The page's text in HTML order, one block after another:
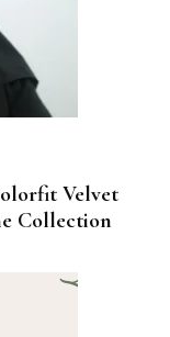
Velvet
Collection